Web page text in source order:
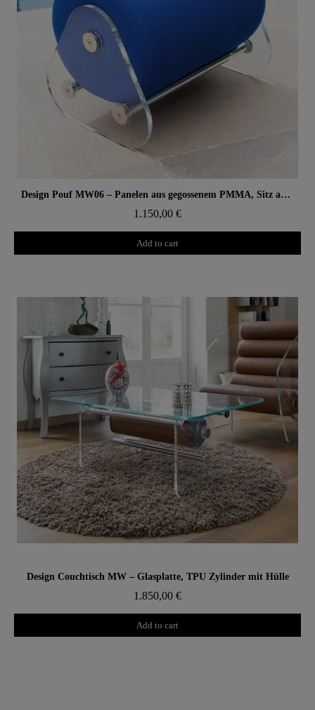
Aperçu rapide Design Pouf MW06 – Panelen aus gegossenem PMMA, Sitz aus Alveolarschaum
1.150,00 €
Add to cart
Aperçu rapide
Design Couchtisch MW – Glasplatte, TPU Zylinder mit Hülle
1.850,00 €
Add to cart